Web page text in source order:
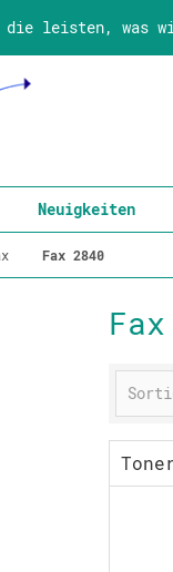
die leisten, was
Neuigkeiten
Fax 2840